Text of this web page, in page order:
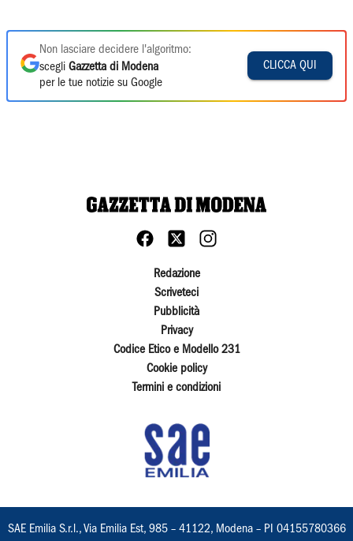
Non lasciare decidere l'algoritmo:
scegli Gazzetta di Modena
per le tue notizie su Google
CLICCA QUI
Redazione
Scriveteci
Pubblicità
Privacy
Codice Etico e Modello 231
Cookie policy
Termini e condizioni
SAE Emilia S.r.l., Via Emilia Est, 985 – 41122, Modena – PI 04155780366